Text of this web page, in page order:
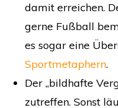
damit erreichen.
gerne Fußball
es sogar eine
Sportmetaphern.
Der „bildhafte
zutreffen. Sonst